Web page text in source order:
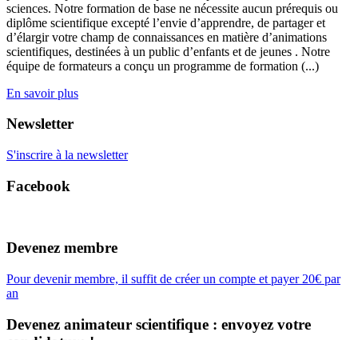
sciences. Notre formation de base ne nécessite aucun prérequis ou
diplôme scientifique excepté l’envie d’apprendre, de partager et
d’élargir votre champ de connaissances en matière d’animations
scientifiques, destinées à un public d’enfants et de jeunes . Notre
équipe de formateurs a conçu un programme de formation (...)
En savoir plus
Newsletter
S'inscrire à la newsletter
Facebook
Devenez membre
Pour devenir membre, il suffit de créer un compte et payer 20€ par
an
Devenez animateur scientifique : envoyez votre